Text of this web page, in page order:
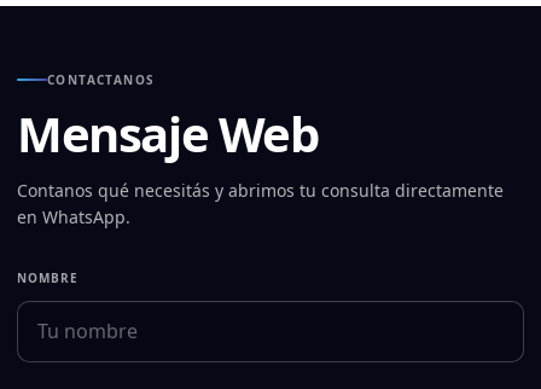
CONTACTANOS
Mensaje Web
Contanos qué necesitás y abrimos tu consulta directamente
en WhatsApp.
NOMBRE